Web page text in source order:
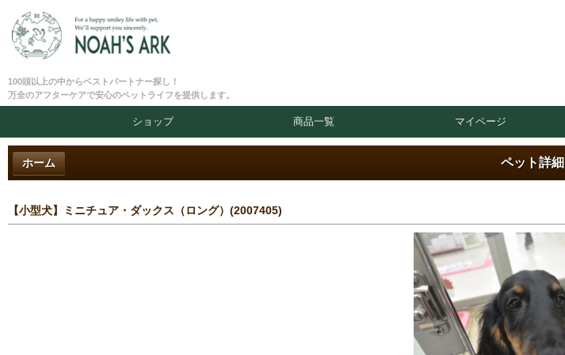
100頭以上の中からベストパートナー探し！
万全のアフターケアで安心のペットライフを提供します。
ショップ 商品一覧 マイページ
ペット詳細
ホーム
【小型犬】ミニチュア・ダックス（ロング）(2007405)